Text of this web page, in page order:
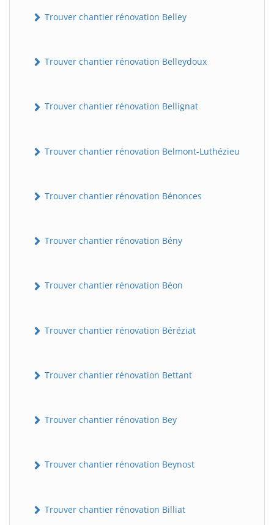
Trouver chantier rénovation Belley
Trouver chantier rénovation Belleydoux
Trouver chantier rénovation Bellignat
Trouver chantier rénovation Belmont-Luthézieu
Trouver chantier rénovation Bénonces
Trouver chantier rénovation Bény
Trouver chantier rénovation Béon
Trouver chantier rénovation Béréziat
Trouver chantier rénovation Bettant
Trouver chantier rénovation Bey
Trouver chantier rénovation Beynost
Trouver chantier rénovation Billiat